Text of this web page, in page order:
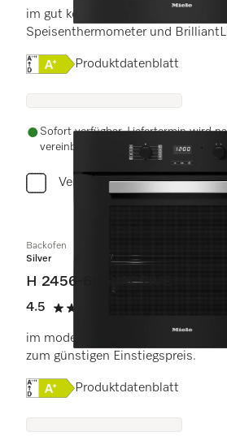
im gut kombinierbaren Design mit
Speisenthermometer und
Onlinelabel Image, Energielabel
Produktdatenblatt
Sofort verfügbar. Liefertermin wird
vereinbart.
Vergleichen
Backofen
Silver
H 2456-60 B ACTIVE
4.5
4.5 von 5 Sternen
im modernen Design mit Timer
zum günstigen Einstiegspreis.
Onlinelabel Image, Energielabel
Produktdatenblatt